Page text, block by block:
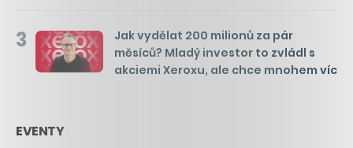
3
Jak vydělat 200 milionů za pár
měsíců? Mladý investor to zvládl s
akciemi Xeroxu, ale chce mnohem víc
EVENTY